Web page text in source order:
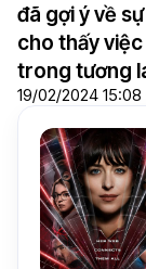
đã gợi ý về
cho thấy
trong tương
19/02/2024 15:08